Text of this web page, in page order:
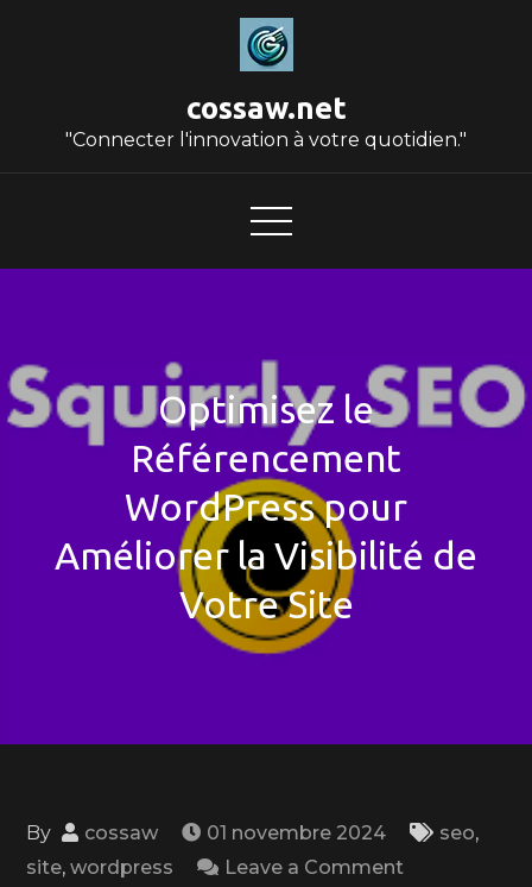
cossaw.net
"Connecter l'innovation à votre quotidien."
Optimisez le
Référencement
WordPress pour
Améliorer la Visibilité de
Votre Site
By cossaw 01 novembre 2024 seo,
site,wordpress Leave a Comment